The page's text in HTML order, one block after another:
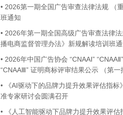
• 2026第一期全国广告审查法律法规 （
班通知
• 2026年第一期全国高级广告审查法律
播电商监督管理办法》新规解读培训班
• 2026年中国广告协会 “CNAAⅠ” “CNAAⅡ”
“CNAAⅢ” 证明商标评审结果公示 （第一
•
《AI驱动下的品牌力提升效果评估指标
准专家研讨会圆满召开
•
《人工智能驱动下品牌力提升效果评估